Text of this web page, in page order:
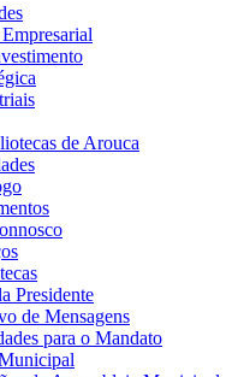
de Arouca
Presidente
de Mensagens
para o Mandato